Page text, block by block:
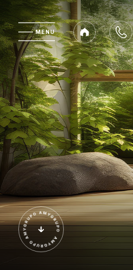
MENU
MENU